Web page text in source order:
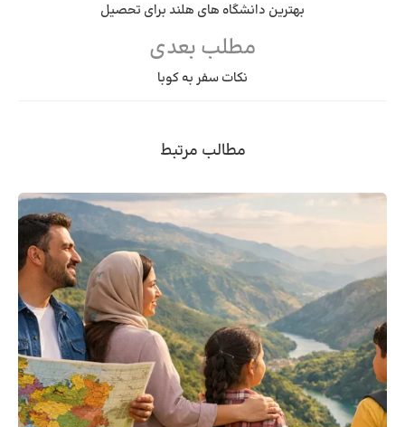
بهترین دانشگاه های هلند برای تحصیل
مطلب بعدی
نکات سفر به کوبا
مطالب مرتبط